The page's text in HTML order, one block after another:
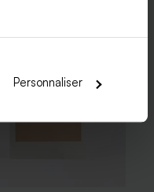
Personnaliser